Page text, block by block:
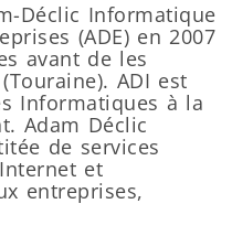
Déclic Informatique
(ADE) en 2007
avant de les
ADI est
Informatiques à la
Adam Déclic
de services
et
entreprises,